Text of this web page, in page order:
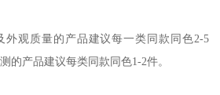
观质量的产品建议每一类同款同色2-5
的产品建议每类同款同色1-2件。